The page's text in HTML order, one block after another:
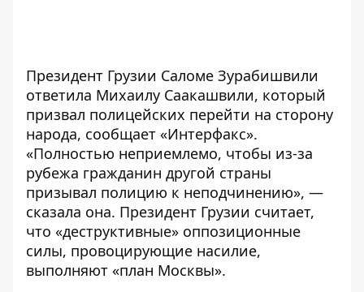
Президент Грузии Саломе Зурабишвили
ответила Михаилу Саакашвили, который
призвал полицейских перейти на сторону
народа, сообщает «Интерфакс».
«Полностью неприемлемо, чтобы из-за
рубежа гражданин другой страны
призывал полицию к неподчинению», —
сказала она. Президент Грузии считает,
что «деструктивные» оппозиционные
силы, провоцирующие насилие,
выполняют «план Москвы».